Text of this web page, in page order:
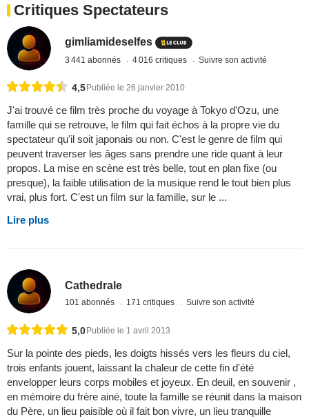
Critiques Spectateurs
gimliamideselfes
3 441 abonnés 4 016 critiques Suivre son activité
4,5 Publiée le 26 janvier 2010
J'ai trouvé ce film très proche du voyage à Tokyo d'Ozu, une
famille qui se retrouve, le film qui fait échos à la propre vie du
spectateur qu'il soit japonais ou non. C'est le genre de film qui
peuvent traverser les âges sans prendre une ride quant à leur
propos. La mise en scène est très belle, tout en plan fixe (ou
presque), la faible utilisation de la musique rend le tout bien plus
vrai, plus fort. C'est un film sur la famille, sur le ...
Lire plus
Cathedrale
101 abonnés 171 critiques Suivre son activité
5,0 Publiée le 1 avril 2013
Sur la pointe des pieds, les doigts hissés vers les fleurs du ciel,
trois enfants jouent, laissant la chaleur de cette fin d'été
envelopper leurs corps mobiles et joyeux. En deuil, en souvenir ,
en mémoire du frère ainé, toute la famille se réunit dans la maison
du Père, un lieu paisible où il fait bon vivre, un lieu tranquille